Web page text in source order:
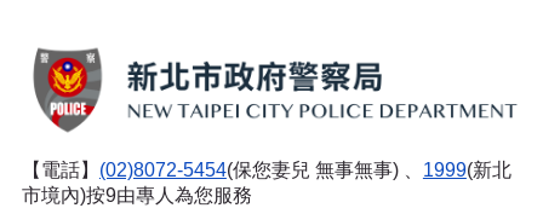
【電話】 (02)8072-5454(保您妻兒 無事無事) 、 1999(新北
市境內)按9由專人為您服務